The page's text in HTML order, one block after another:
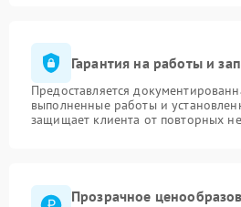
Гарантия на работы и
Предоставляется
выполненные работы и
защищает клиента от повторных
Прозрачное